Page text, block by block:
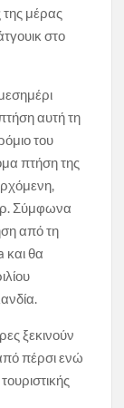
της μέρας
στο
αυτή τη
του
πτήση της
Σύμφωνα
από τη
και θα
ξεκινούν
πέρσι ενώ